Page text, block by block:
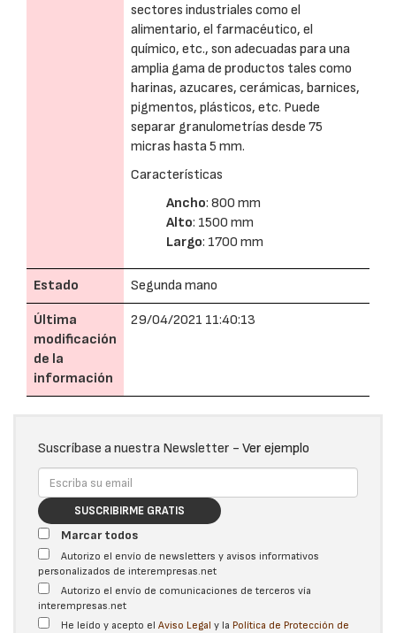
sectores industriales como el
alimentario, el farmacéutico, el
químico, etc., son adecuadas para una
amplia gama de productos tales como
harinas, azucares, cerámicas, barnices,
pigmentos, plásticos, etc. Puede
separar granulometrías desde 75
micras hasta 5 mm.
Características
Ancho: 800 mm
Alto: 1500 mm
Largo: 1700 mm
Estado Segunda mano
Última
modificación
de la
información
29/04/2021 11:40:13
Suscríbase a nuestra Newsletter - Ver ejemplo
SUSCRIBIRME GRATIS
Marcar todos
Autorizo el envío de newsletters y avisos informativos
personalizados de interempresas.net
Autorizo el envío de comunicaciones de terceros vía
interempresas.net
He leído y acepto el Aviso Legal y la Política de Protección de